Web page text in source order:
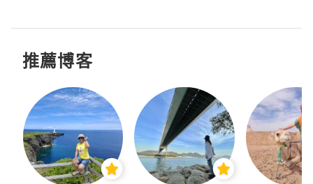
推薦博客